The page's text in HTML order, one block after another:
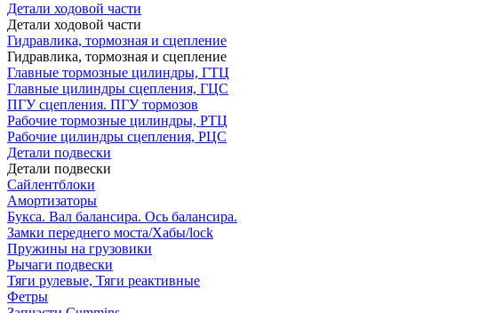
Детали ходовой части
Детали ходовой части
Гидравлика, тормозная и сцепление
Гидравлика, тормозная и сцепление
Главные тормозные цилиндры, ГТЦ
Главные цилиндры сцепления, ГЦС
ПГУ сцепления. ПГУ тормозов
Рабочие тормозные цилиндры, РТЦ
Рабочие цилиндры сцепления, РЦС
Детали подвески
Детали подвески
Cайлентблоки
Амортизаторы
Букса. Вал балансира. Ось балансира.
Замки переднего моста/Хабы/lock
Пружины на грузовики
Рычаги подвески
Тяги рулевые, Тяги реактивные
Фетры